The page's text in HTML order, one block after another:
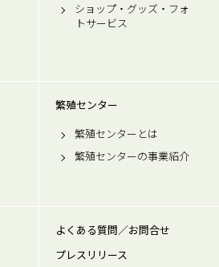
ショップ・グッズ・フォ
トサービス
繁殖センター
繁殖センターとは
繁殖センターの事業紹介
よくある質問／お問合せ
プレスリリース